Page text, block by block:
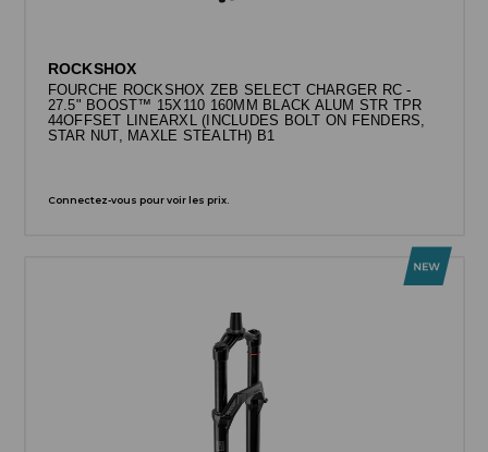
ROCKSHOX
FOURCHE ROCKSHOX ZEB SELECT CHARGER RC -
27.5" BOOST™ 15X110 160MM BLACK ALUM STR TPR
44OFFSET LINEARXL (INCLUDES BOLT ON FENDERS,
STAR NUT, MAXLE STEALTH) B1
Connectez-vous pour voir les prix.